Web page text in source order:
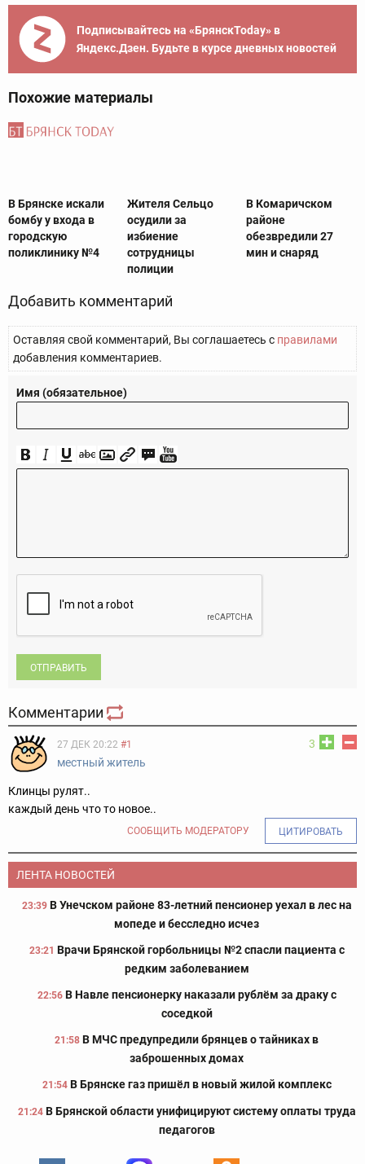
Подписывайтесь на «БрянскToday» в
Яндекс.Дзен. Будьте в курсе дневных новостей
Похожие материалы
В Брянске искали
бомбу у входа в
городскую
поликлинику №4
Жителя Сельцо
осудили за
избиение
сотрудницы
полиции
В Комаричском
районе
обезвредили 27
мин и снаряд
Добавить комментарий
Оставляя свой комментарий, Вы соглашаетесь с правилами
добавления комментариев.
Имя (обязательное)
ОТПРАВИТЬ
Комментарии
3
27 ДЕК 20:22 #1
местный житель
Клинцы рулят..
каждый день что то новое..
СООБЩИТЬ МОДЕРАТОРУ ЦИТИРОВАТЬ
ЛЕНТА НОВОСТЕЙ
23:39 В Унечском районе 83-летний пенсионер уехал в лес на
мопеде и бесследно исчез
23:21 Врачи Брянской горбольницы №2 спасли пациента с
редким заболеванием
22:56 В Навле пенсионерку наказали рублём за драку с
соседкой
21:58 В МЧС предупредили брянцев о тайниках в
заброшенных домах
21:54 В Брянске газ пришёл в новый жилой комплекс
21:24 В Брянской области унифицируют систему оплаты труда
педагогов